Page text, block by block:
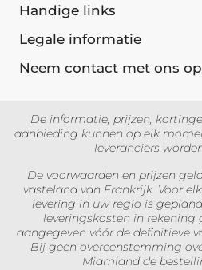
Handige links
Legale informatie
Neem contact met ons op
De informatie, prijzen,
aanbieding kunnen op elk
leveranciers
De voorwaarden en prijzen
vasteland van Frankrijk. Voor
levering in uw regio is
leveringskosten in rekening
aangegeven vóór de definitieve
Bij geen overeenstemming
Miamland de